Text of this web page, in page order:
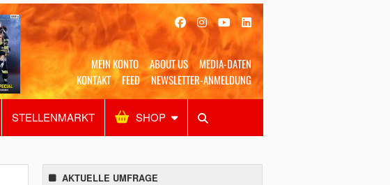
MEIN KONTO ABOUT US
MEDIA-DATEN
KONTAKT
FEED NEWSLETTER-ANMELDUNG
STELLENMARKT SHOP
Alles Shop SUCHEN
AKTUELLE UMFRAGE